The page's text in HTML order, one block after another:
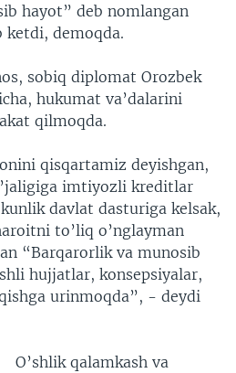
hayot” deb nomlangan
ketdi, demoqda.
sobiq diplomat Orozbek
hukumat va’dalarini
qilmoqda.
qisqartamiz deyishgan,
imtiyozli kreditlar
davlat dasturiga kelsak,
to’liq o’nglayman
“Barqarorlik va munosib
hujjatlar, konsepsiyalar,
urinmoqda”, - deydi
O’shlik qalamkash va